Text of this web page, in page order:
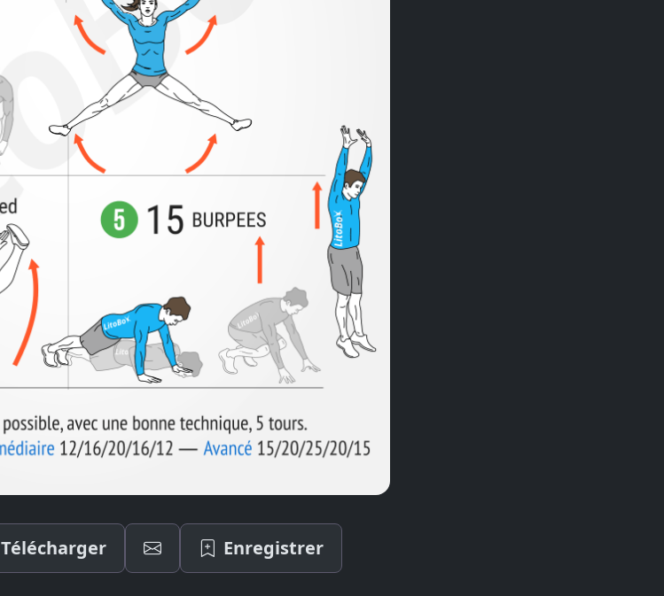
Télécharger Enregistrer